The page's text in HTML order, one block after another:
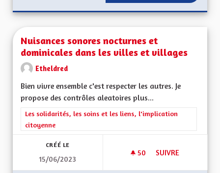
Nuisances sonores nocturnes et
dominicales dans les villes et villages
Etheldred
Bien vivre ensemble c'est respecter les autres. Je
propose des contrôles aleatoires plus...
Filtrer les résultats de la catégorie : Les solidarités, les soins
Les solidarités, les soins et les liens, l'implication
citoyenne
CRÉÉ LE
15/06/2023
50 50 ABONNÉS
SUIVRE